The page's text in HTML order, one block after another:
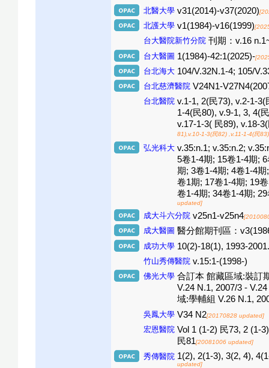
北醫大學 v31(2014)-v37(2020)
北護大學 v1(1984)-v16(1999)
台大醫院新竹分院 刊期：v.16
台大醫圖 1(1984)-42:1(2025)-
台北海大 104/V.32N.1-4; 105/
台北慈濟醫院 V24N1-
台北醫院 v.1-1, 2(民73), v.2-1-
1-4(民80), v.9-1, 3, 4(
v.17-1-3( 民89), v.18-
81),v.10-1-3(民82) ,v.11-1-4(民
弘光科大 v.35:n.1; v.35:n.2;
5卷1-4期; 15卷1-4期;
期; 3卷1-4期; 4卷1-4
卷1期; 17卷1-4期; 19
卷1-4期; 34卷1-4期;
updated]
成大斗六分院 v25n1-v25n4
成大醫圖 醫分館期刊區：
成功大學 10(2)-18(1), 1993-2001.
竹山秀傳醫院 v.15:1-(1998-)
佛光大學 合訂本 館藏區域:裝訂
V.24 N.1, 2007/3 -
域:學輔組 V.26 N.1,
吳鳳大學 V34 N2[20170828 updated]
宏恩醫院 Vol 1 (1-2) 民73, 2 (1-
民81[20081006 updated]
秀傳醫院 1(2), 2(1-3), 3(2, 4),
updated]